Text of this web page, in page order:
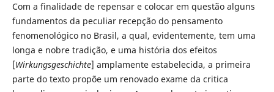
Com a finalidade de repensar e colocar em questão alguns
fundamentos da peculiar recepção do pensamento
fenomenológico no Brasil, a qual, evidentemente, tem uma
longa e nobre tradição, e uma história dos efeitos
[Wirkungsgeschichte] amplamente estabelecida, a primeira
parte do texto propõe um renovado exame da critica